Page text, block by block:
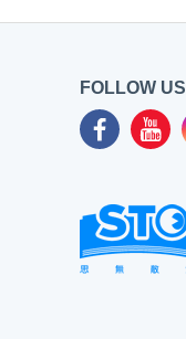
FOLLOW US